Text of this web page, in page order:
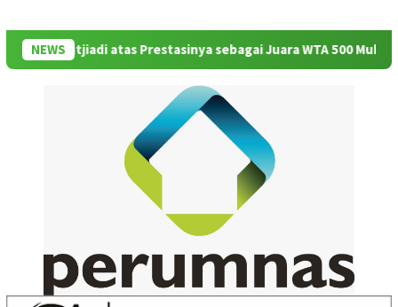
NEWS
atas Prestasinya sebagai Juara WTA 500 Mubadala Citi DC